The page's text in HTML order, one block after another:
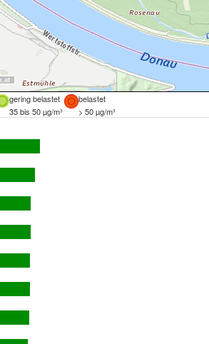
gering belastet
belastet
35 bis 50 µg/m³ > 50 µg/m³